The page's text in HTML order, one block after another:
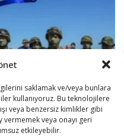
saklamak ve/veya bunlara
kullanıyoruz. Bu teknolojilere
veya benzersiz kimlikler gibi
veya onayı geri
etkileyebilir.
Stratejik Adalarda